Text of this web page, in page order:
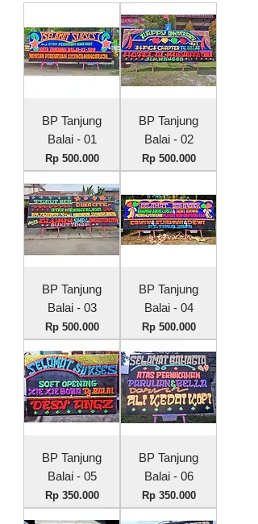
BP Tanjung
Balai - 01
Harga
Rp 500.000
BP Tanjung
Balai - 02
Harga
Rp 500.000
BP Tanjung
Balai - 03
Harga
Rp 500.000
BP Tanjung
Balai - 04
Harga
Rp 500.000
BP Tanjung
Balai - 05
Harga
Rp 350.000
BP Tanjung
Balai - 06
Harga
Rp 350.000